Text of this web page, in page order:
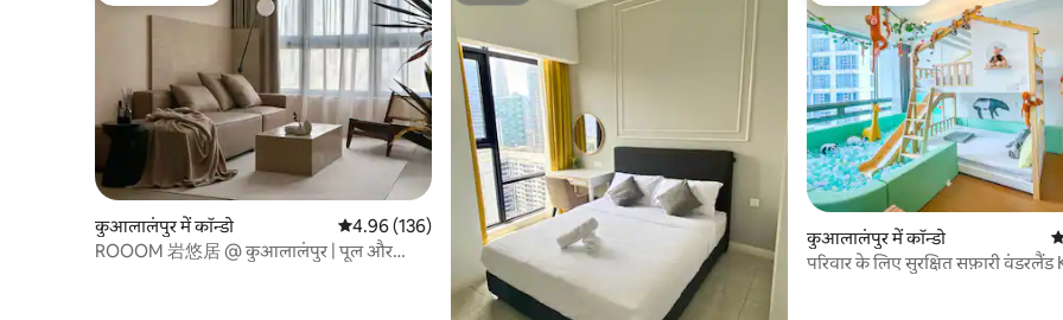
कुआलालंपुर में कॉन्डो औसत रेटिंग 5 में से 4.96, 136 समीक्षाएँ
4.96 (136)
ROOOM 岩悠居 @ कुआलालंपुर | पूल और
कुआलालंपुर में कॉन्डो
परिवार के लिए सुरक्षित सफ़ारी